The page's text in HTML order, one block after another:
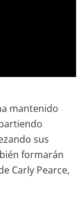
mantenido
sus
formarán
Carly Pearce,